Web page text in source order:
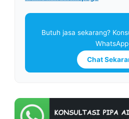
Butuh jasa sekarang?
WhatsApp
Chat